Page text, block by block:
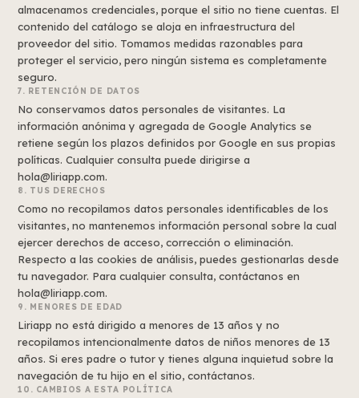
almacenamos credenciales, porque el sitio no tiene cuentas. El
contenido del catálogo se aloja en infraestructura del
proveedor del sitio. Tomamos medidas razonables para
proteger el servicio, pero ningún sistema es completamente
seguro.
7. RETENCIÓN DE DATOS
No conservamos datos personales de visitantes. La
información anónima y agregada de Google Analytics se
retiene según los plazos definidos por Google en sus propias
políticas. Cualquier consulta puede dirigirse a
hola@liriapp.com.
8. TUS DERECHOS
Como no recopilamos datos personales identificables de los
visitantes, no mantenemos información personal sobre la cual
ejercer derechos de acceso, corrección o eliminación.
Respecto a las cookies de análisis, puedes gestionarlas desde
tu navegador. Para cualquier consulta, contáctanos en
hola@liriapp.com.
9. MENORES DE EDAD
Liriapp no está dirigido a menores de 13 años y no
recopilamos intencionalmente datos de niños menores de 13
años. Si eres padre o tutor y tienes alguna inquietud sobre la
navegación de tu hijo en el sitio, contáctanos.
10. CAMBIOS A ESTA POLÍTICA